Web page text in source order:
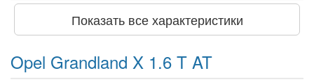
Показать все характеристики
Opel Grandland X 1.6 T AT